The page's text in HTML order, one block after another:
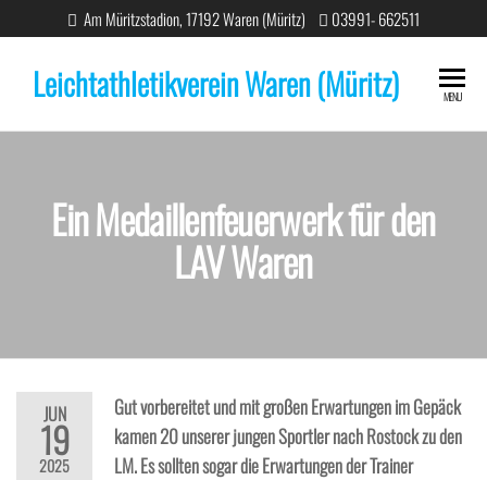
Am Müritzstadion, 17192 Waren (Müritz) 03991- 662511
Leichtathletikverein Waren (Müritz) MENU
Ein Medaillenfeuerwerk für den
LAV Waren
JUN
19
2025
Gut vorbereitet und mit großen Erwartungen im Gepäck
kamen 20 unserer jungen Sportler nach Rostock zu den
LM. Es sollten sogar die Erwartungen der Trainer